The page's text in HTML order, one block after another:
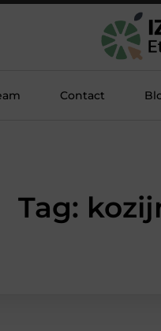
Contact
Tag: